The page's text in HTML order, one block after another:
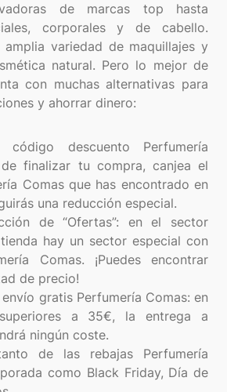
de marcas top hasta
corporales y de cabello.
amplia variedad de maquillajes y
natural. Pero lo mejor de
con muchas alternativas para
y ahorrar dinero:
código descuento Perfumería
finalizar tu compra, canjea el
Comas que has encontrado en
una reducción especial.
de “Ofertas”: en el sector
hay un sector especial con
Comas. ¡Puedes encontrar
de precio!
gratis Perfumería Comas: en
a 35€, la entrega a
ningún coste.
de las rebajas Perfumería
como Black Friday, Día de